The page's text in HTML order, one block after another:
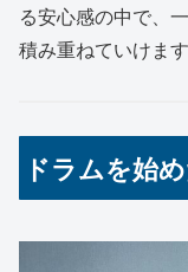
る安心感の中で、
積み重ねていけます
ドラムを始